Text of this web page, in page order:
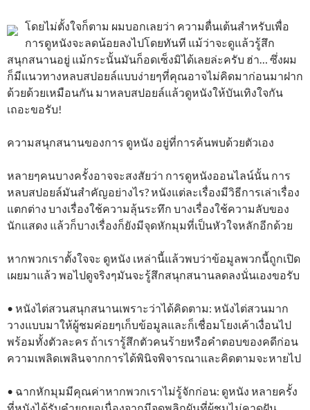
โดยไม่ตั้งใจก็ตาม ผมบอกเลยว่า ความตื่นเต้นสำหรับเพื่อ
การดูหนังจะลดน้อยลงไปโดยทันที แม้ว่าจะดูแล้วรู้สึก
สนุกสนานอยู่ แม้กระนั้นมันก็อดเซ็งมิได้เลยล่ะครับ ฮ่า… ซึ่งผม
ก็มีแนวทางหลบสปอยล์แบบง่ายๆที่คุณอาจไม่คิดมาก่อนมาฝาก
ด้วยด้วยเหมือนกัน มาหลบสปอยล์แล้วดูหนังให้บันเทิงใจกัน
เถอะขอรับ!
ความสนุกสนานของการ ดูหนัง อยู่ที่การค้นพบด้วยตัวเอง
หลายๆคนบางครั้งอาจจะสงสัยว่า การดูหนังออนไลน์นั้น การ
หลบสปอยล์มันสำคัญอย่างไร? หนังแต่ละเรื่องมีวิธีการเล่าเรื่อง
แตกต่าง บางเรื่องใช้ความลุ้นระทึก บางเรื่องใช้ความลับของ
นักแสดง แล้วก็บางเรื่องก็ยังมีจุดหักมุมที่เป็นหัวใจหลักอีกด้วย
หากพวกเราตั้งใจจะ ดูหนัง เหล่านี้แล้วพบว่าข้อมูลพวกนี้ถูกเปิด
เผยมาแล้ว พอไปดูจริงๆมันจะรู้สึกสนุกสนานลดลงนั่นเองขอรับ
• หนังไต่สวนสนุกสนานเพราะว่าได้คิดตาม: หนังไต่สวนมาก
วางแบบมาให้ผู้ชมค่อยๆเก็บข้อมูลและก็เชื่อมโยงเค้าเงื่อนไป
พร้อมทั้งตัวละคร ถ้าเรารู้สึกตัวคนร้ายหรือคำตอบของคดีก่อน
ความเพลิดเพลินจากการได้พินิจพิจารณาและคิดตามจะหายไป
• ฉากหักมุมมีคุณค่าหากพวกเราไม่รู้จักก่อน: ดูหนัง หลายครั้ง